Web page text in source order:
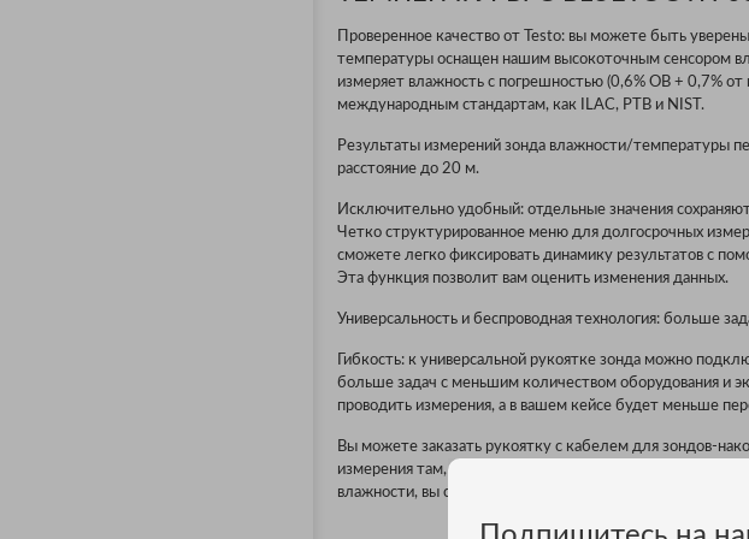
Проверенное качество от Testo: вы можете быть
температуры оснащен нашим высокоточным сенсором
измеряет влажность с погрешностью (0,6% ОВ + 0,7%
международным стандартам, как ILAC, PTB и NIST.
Результаты измерений зонда влажности/температуры
расстояние до 20 м.
Исключительно удобный: отдельные значения
Четко структурированное меню для долгосрочных
сможете легко фиксировать динамику результатов с
Эта функция позволит вам оценить изменения данных.
Универсальность и беспроводная технология: больше
Гибкость: к универсальной рукоятке зонда можно
больше задач с меньшим количеством оборудования и
проводить измерения, а в вашем кейсе будет меньше
Вы можете заказать рукоятку с кабелем для зондов-
измерения там, где запрещена передача сигналов
влажности, вы сможете просто заменить зонд-